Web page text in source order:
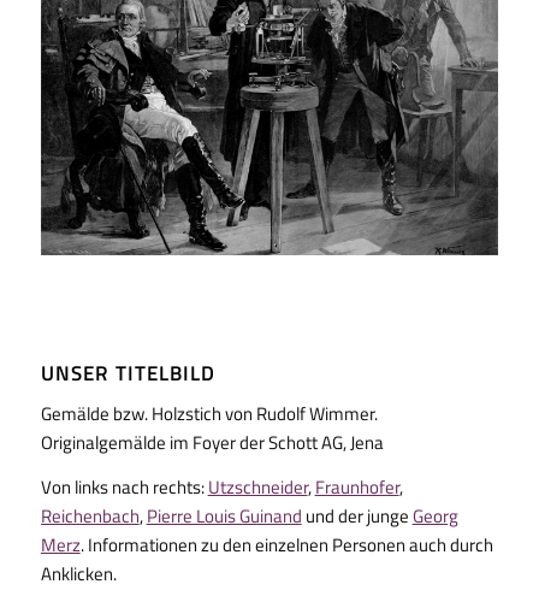
UNSER TITELBILD
Gemälde bzw. Holzstich von Rudolf Wimmer.
Originalgemälde im Foyer der Schott AG, Jena
Von links nach rechts:Utzschneider,Fraunhofer,
Reichenbach,Pierre Louis Guinand und der jungeGeorg
Merz. Informationen zu den einzelnen Personen auch durch
Anklicken.